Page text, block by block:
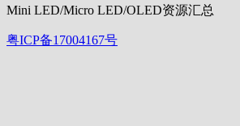
Mini LED/Micro LED/OLED资源汇总
粤ICP备17004167号